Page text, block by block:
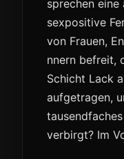
sprechen
sexpositive
von Frauen,
nnern befreit,
Schicht Lack
aufgetragen,
verbirgt? Im